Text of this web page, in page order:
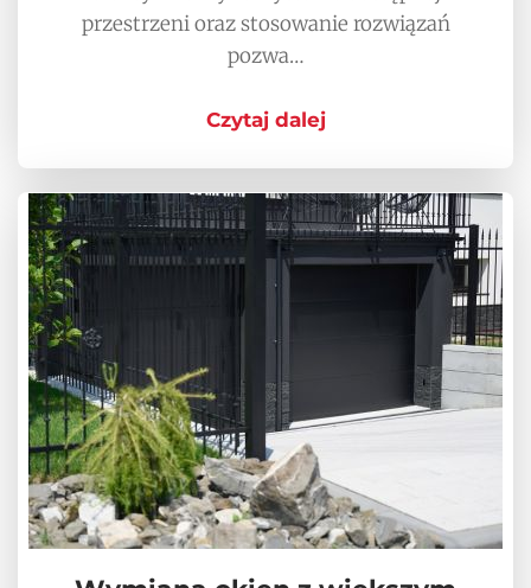
przestrzeni oraz stosowanie rozwiązań
pozwa…
Czytaj dalej